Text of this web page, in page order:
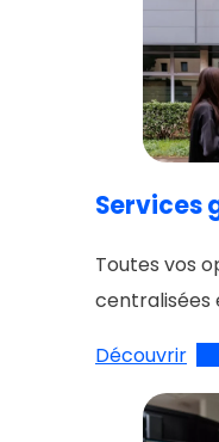
Services
Toutes vos
centralisées
Découvrir